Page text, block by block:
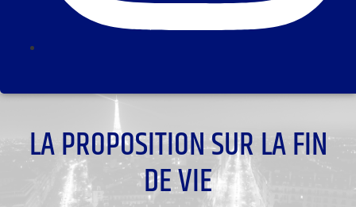
LA PROPOSITION SUR LA FIN
DE VIE